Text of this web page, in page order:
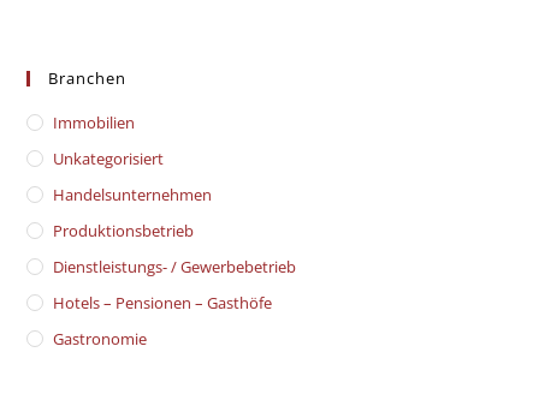
Branchen
Immobilien
Unkategorisiert
Handelsunternehmen
Produktionsbetrieb
Dienstleistungs- / Gewerbebetrieb
Hotels – Pensionen – Gasthöfe
Gastronomie